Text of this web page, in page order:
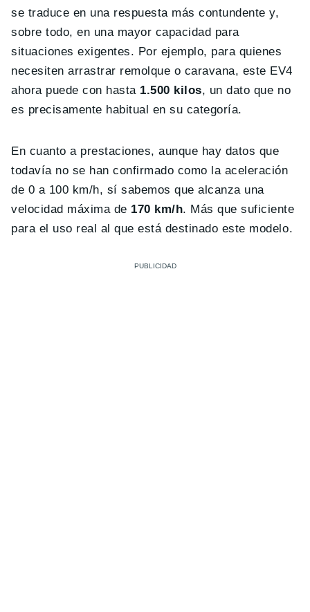
se traduce en una respuesta más contundente y,
sobre todo, en una mayor capacidad para
situaciones exigentes. Por ejemplo, para quienes
necesiten arrastrar remolque o caravana, este EV4
ahora puede con hasta 1.500 kilos, un dato que no
es precisamente habitual en su categoría.
En cuanto a prestaciones, aunque hay datos que
todavía no se han confirmado como la aceleración
de 0 a 100 km/h, sí sabemos que alcanza una
velocidad máxima de 170 km/h. Más que suficiente
para el uso real al que está destinado este modelo.